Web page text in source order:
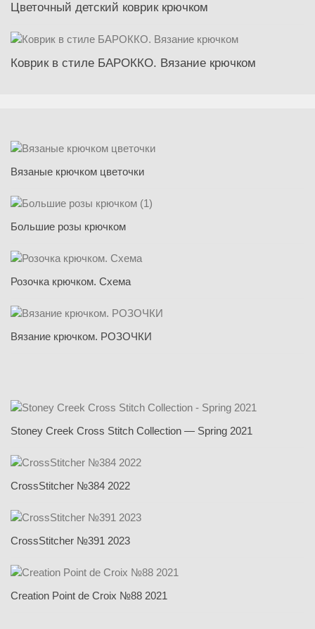
Цветочный детский коврик крючком
Коврик в стиле БАРОККО. Вязание крючком
Вязаные крючком цветочки
Большие розы крючком
Розочка крючком. Схема
Вязание крючком. РОЗОЧКИ
Stoney Creek Cross Stitch Collection — Spring 2021
CrossStitcher №384 2022
CrossStitcher №391 2023
Creation Point de Croix №88 2021